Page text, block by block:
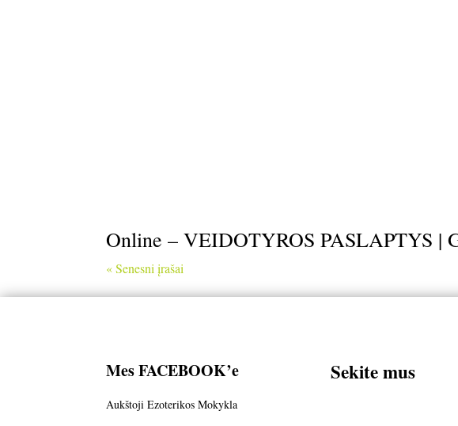
Online – VEIDOTYROS PASLAPTYS
« Senesni įrašai
Mes FACEBOOK’e
Aukštoji Ezoterikos Mokykla
Sekite mus